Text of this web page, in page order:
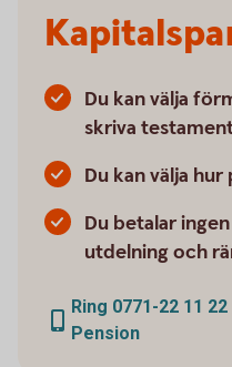
Du kan välja
skriva
Du kan välja
Du betalar
utdelning och
Ring 0771-22 11
Pension